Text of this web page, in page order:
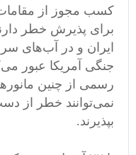
کسب مجوز از مقامات
برای پذیرش خطر
ایران و در آب‌های
جنگی آمریکا عبور
رسمی از چنین
نمی‌توانند خطر از
بپذیرند.